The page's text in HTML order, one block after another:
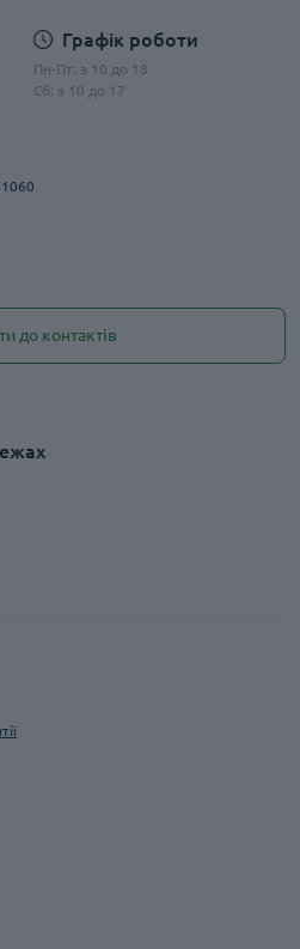
Графік роботи
Пн-Пт: з 10 до 18
Сб: з 10 до 17
до контактів